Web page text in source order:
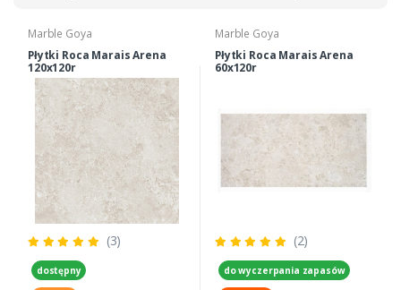
Marble Goya
Płytki Roca Marais Arena
120x120r
(3)
dostępny
Marble Goya
Płytki Roca Marais Arena
60x120r
(2)
do wyczerpania zapasów